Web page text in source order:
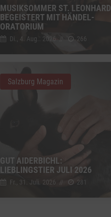
MUSIKSOMMER ST. LEONHARD
BEGEISTERT MIT HÄNDEL-
ORATORIUM
Di., 4. Aug.. 2026 // 266
GUT AIDERBICHL:
LIEBLINGSTIER JULI 2026
Fr., 31. Juli. 2026 // 281
Salzburg Magazin